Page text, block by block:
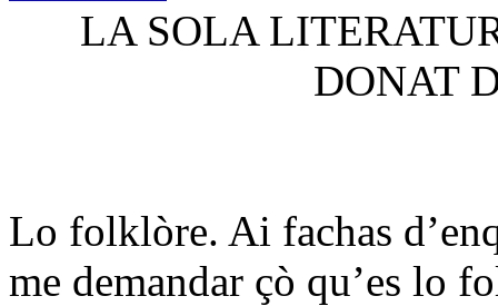
LA SOLA
DONAT
Lo folklòre. Ai fachas
me demandar çò qu’es lo